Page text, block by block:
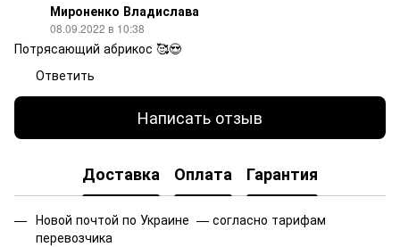
Мироненко Владислава
08.09.2022 в 10:38
Потрясающий абрикос 🥰😍
Ответить
Написать отзыв
Доставка Оплата Гарантия
Новой почтой по Украине — согласно тарифам
перевозчика